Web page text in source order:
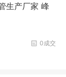
生产厂家 峰
0成交